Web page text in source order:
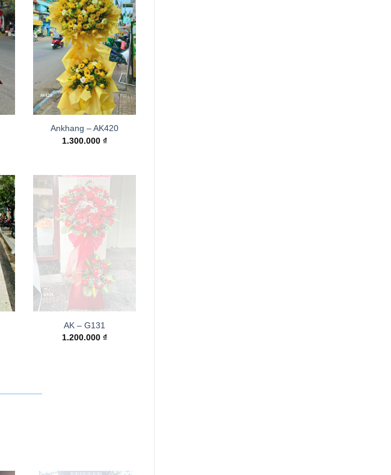
Ankhang – AK420
1.300.000 ₫
AK – G131
1.200.000 ₫